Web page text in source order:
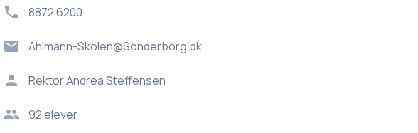
8872 6200
Ahlmann-Skolen@Sonderborg.dk
RektorAndrea Steffensen
92elever